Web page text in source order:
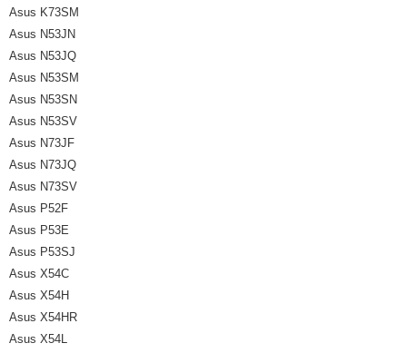
Asus K73SM
Asus N53JN
Asus N53JQ
Asus N53SM
Asus N53SN
Asus N53SV
Asus N73JF
Asus N73JQ
Asus N73SV
Asus P52F
Asus P53E
Asus P53SJ
Asus X54C
Asus X54H
Asus X54HR
Asus X54L